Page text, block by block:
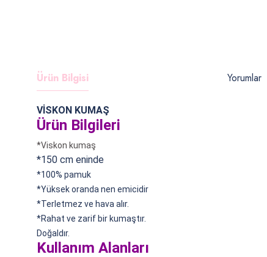
Ürün Bilgisi Yorumlar
VİSKON KUMAŞ
Ürün Bilgileri
*Viskon kumaş
*150 cm eninde
*100% pamuk
*Yüksek oranda nen emicidir
*Terletmez ve hava alır.
*Rahat ve zarif bir kumaştır.
Doğaldır.
Kullanım Alanları